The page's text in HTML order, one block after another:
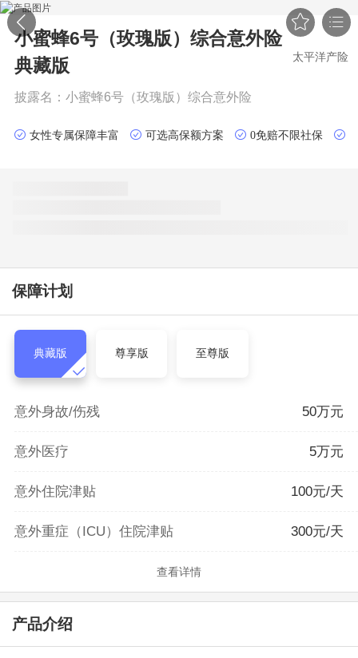
 
小蜜蜂6号（玫瑰版）综合意外险
典藏版
太平洋产险
披露名： 小蜜蜂6号（玫瑰版）综合意外险
女性专属保障丰富 可选高保额方案 0免赔不限社保
保障计划
典藏版 尊享版 至尊版
意外身故/伤残 50万元
意外医疗 5万元
意外住院津贴 100元/天
意外重症（ICU）住院津贴 300元/天
查看详情
产品介绍